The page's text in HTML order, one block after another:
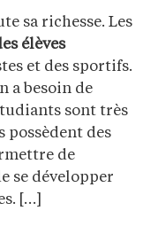
sa richesse. Les
élèves
et des sportifs.
a besoin de
sont très
possèdent des
de
se développer
[…]